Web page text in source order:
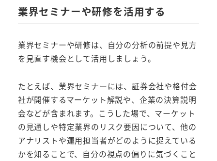
業界セミナーや研修を活用する
業界セミナーや研修は、自分の分析の前提や見方
を見直す機会として活用しましょう。
たとえば、業界セミナーには、証券会社や格付会
社が開催するマーケット解説や、企業の決算説明
会などが含まれます。こうした場で、マーケット
の見通しや特定業界のリスク要因について、他の
アナリストや運用担当者がどのように捉えている
かを知ることで、自分の視点の偏りに気づくこと